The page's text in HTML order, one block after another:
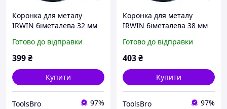
Коронка для металу
IRWIN біметалева 32 мм
Готово до відправки
399₴
Купити
ToolsBro 97%
Коронка для металу
IRWIN біметалева 38 мм
Готово до відправки
403₴
Купити
ToolsBro 97%